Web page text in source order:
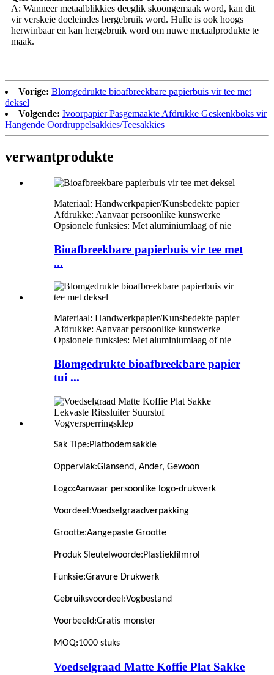
A: Wanneer metaalblikkies deeglik skoongemaak word, kan dit
vir verskeie doeleindes hergebruik word. Hulle is ook hoogs
herwinbaar en kan hergebruik word om nuwe metaalprodukte te
maak.
Vorige: Blomgedrukte bioafbreekbare papierbuis vir tee met
deksel
Volgende: Ivoorpapier Pasgemaakte Afdrukke Geskenkboks vir
Hangende Oordruppelsakkies/Teesakkies
verwantprodukte
Materiaal: Handwerkpapier/Kunsbedekte papier
Afdrukke: Aanvaar persoonlike kunswerke
Opsionele funksies: Met aluminiumlaag of nie
Bioafbreekbare papierbuis vir tee met
...
Materiaal: Handwerkpapier/Kunsbedekte papier
Afdrukke: Aanvaar persoonlike kunswerke
Opsionele funksies: Met aluminiumlaag of nie
Blomgedrukte bioafbreekbare papier
tui ...
Sak Tipe:Platbodemsakkie
Oppervlak:Glansend, Ander, Gewoon
Logo:Aanvaar persoonlike logo-drukwerk
Voordeel :Voedselgraadverpakking
Grootte:Aangepaste Grootte
Produk Sleutelwoorde:Plastiekfilmrol
Funksie:Gravure Drukwerk
Gebruiksvoordeel :Vogbestand
Voorbeeld:Gratis monster
MOQ:1000 stuks
Voedselgraad Matte Koffie Plat Sakke